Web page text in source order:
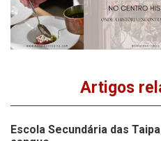
Artigos
Escola Secundária das